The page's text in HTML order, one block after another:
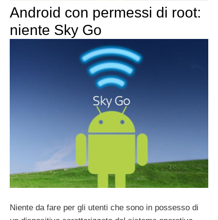
Android con permessi di root:
niente Sky Go
Niente da fare per gli utenti che sono in possesso di